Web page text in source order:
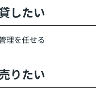
したい
理を任せる
りたい